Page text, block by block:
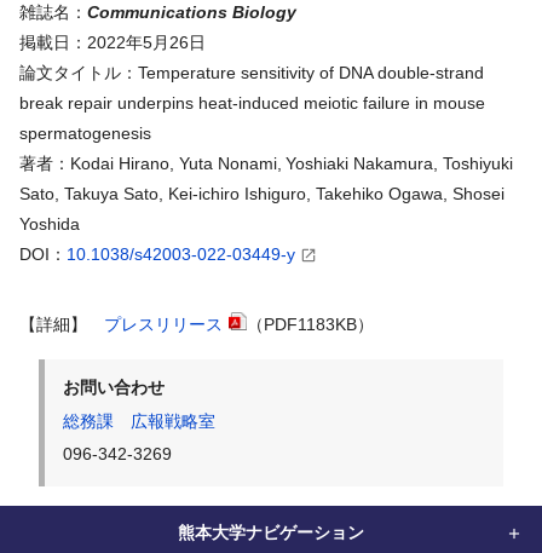
雑誌名： Communications Biology
掲載日：2022年5月 26日
論文タイトル：Temperature sensitivity of DNA double-strand
break repair underpins heat-induced meiotic failure in mouse
spermatogenesis
著者： Kodai Hirano, Yuta Nonami, Yoshiaki Nakamura, Toshiyuki
Sato, Takuya Sato, Kei-ichiro Ishiguro, Takehiko Ogawa, Shosei
Yoshida
DOI： 10.1038/s42003-022-03449-y
【詳細】 プレスリリース （PDF1183KB）
お問い合わせ
総務課 広報戦略室
096-342-3269
熊本大学ナビゲーション